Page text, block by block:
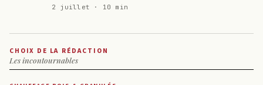
2 juillet · 10 min
CHOIX DE LA RÉDACTION
Les incontournables